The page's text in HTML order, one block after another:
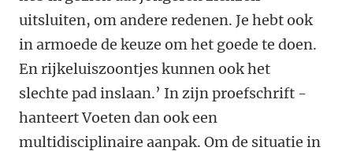
uitsluiten, om ­andere redenen. Je hebt ook
in armoede de keuze om het goede te doen.
En rijkeluiszoontjes kunnen ook het
slechte pad inslaan.’ In zijn proefschrift ­
hanteert Voeten dan ook een
multidisciplinaire aanpak. Om de situatie in